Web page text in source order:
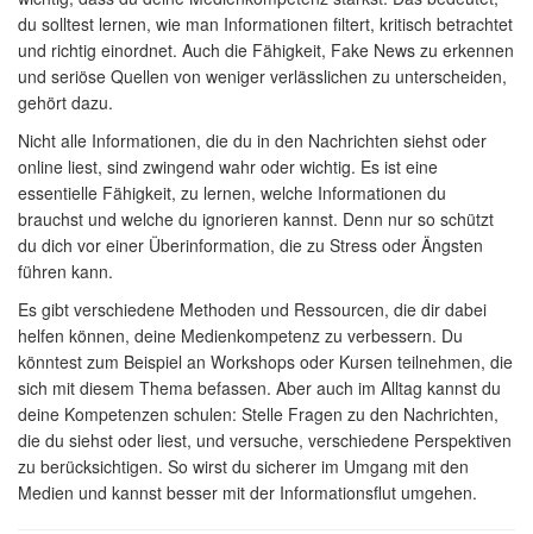
du solltest lernen, wie man Informationen filtert, kritisch betrachtet
und richtig einordnet. Auch die Fähigkeit, Fake News zu erkennen
und seriöse Quellen von weniger verlässlichen zu unterscheiden,
gehört dazu.
Nicht alle Informationen, die du in den Nachrichten siehst oder
online liest, sind zwingend wahr oder wichtig. Es ist eine
essentielle Fähigkeit, zu lernen, welche Informationen du
brauchst und welche du ignorieren kannst. Denn nur so schützt
du dich vor einer Überinformation, die zu Stress oder Ängsten
führen kann.
Es gibt verschiedene Methoden und Ressourcen, die dir dabei
helfen können, deine Medienkompetenz zu verbessern. Du
könntest zum Beispiel an Workshops oder Kursen teilnehmen, die
sich mit diesem Thema befassen. Aber auch im Alltag kannst du
deine Kompetenzen schulen: Stelle Fragen zu den Nachrichten,
die du siehst oder liest, und versuche, verschiedene Perspektiven
zu berücksichtigen. So wirst du sicherer im Umgang mit den
Medien und kannst besser mit der Informationsflut umgehen.